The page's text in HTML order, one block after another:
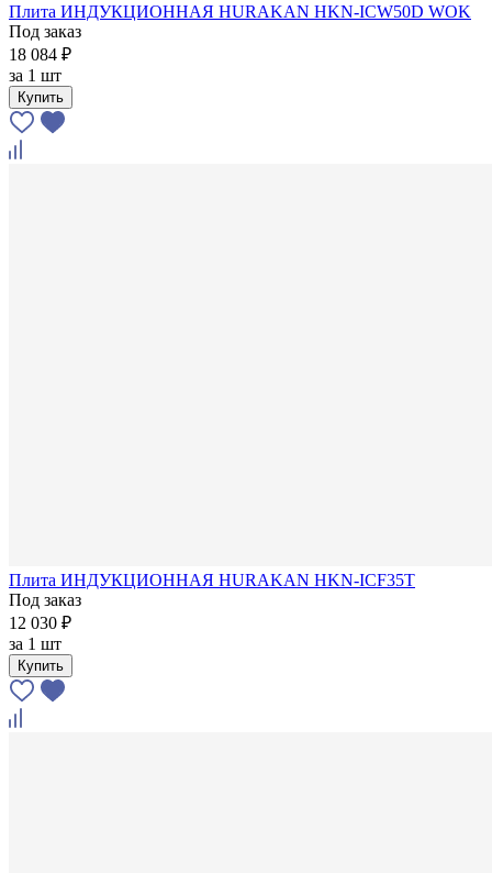
Плита ИНДУКЦИОННАЯ HURAKAN HKN-ICW50D WOK
Под заказ
18 084 ₽
за 1 шт
Купить
Плита ИНДУКЦИОННАЯ HURAKAN HKN-ICF35T
Под заказ
12 030 ₽
за 1 шт
Купить